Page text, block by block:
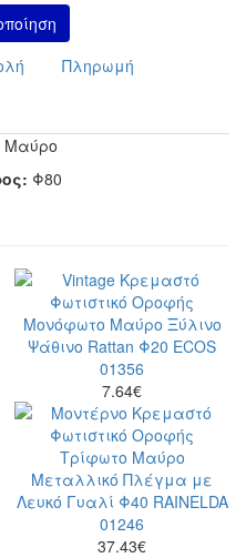
Πληρωμή
Μαύρο
Φ80
7.64€
37.43€